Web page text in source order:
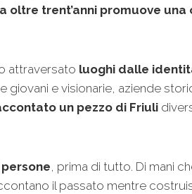
oltre trent’anni promuove
attraversato luoghi dalle
giovani e visionarie, aziende
un pezzo di Friuli
, prima di tutto. Di mani
il passato mentre